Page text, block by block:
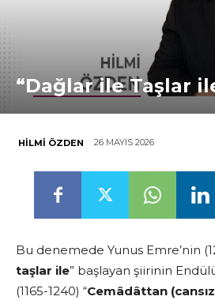
“Dağlar ile Taşlar
HILMI ÖZDEN 26 MAYIS 2026
Bu denemede Yunus Emre’nin
taşlar ile” başlayan şiirinin
(1165-1240) “Cemâdâttan